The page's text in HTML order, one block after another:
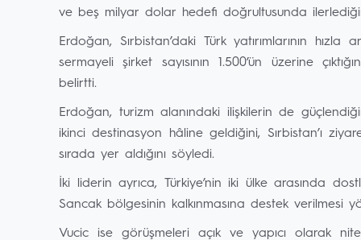
ve beş milyar dolar hedefi doğrultusunda
Erdoğan, Sırbistan’daki Türk yatırımlarının hızla
sermayeli şirket sayısının 1.500’ün üzerine
belirtti.
Erdoğan, turizm alanındaki ilişkilerin de
ikinci destinasyon hâline geldiğini, Sırbistan’ı
sırada yer aldığını söyledi.
İki liderin ayrıca, Türkiye’nin iki ülke arasında
Sancak bölgesinin kalkınmasına destek verilmesi
Vucic ise görüşmeleri açık ve yapıcı olarak